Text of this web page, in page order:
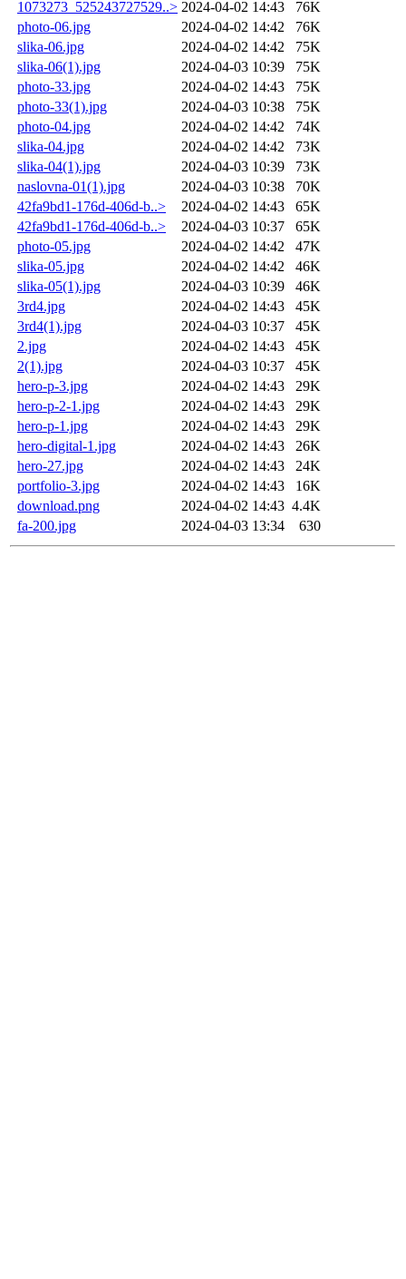
1073273_525243727529..> 2024-04-02 14:43
76K
photo-06.jpg
2024-04-02 14:42
76K
slika-06.jpg
2024-04-02 14:42
75K
slika-06(1).jpg
2024-04-03 10:39
75K
photo-33.jpg
2024-04-02 14:43
75K
photo-33(1).jpg
2024-04-03 10:38
75K
photo-04.jpg
2024-04-02 14:42
74K
slika-04.jpg
2024-04-02 14:42
73K
slika-04(1).jpg
2024-04-03 10:39
73K
naslovna-01(1).jpg
2024-04-03 10:38
70K
42fa9bd1-176d-406d-b..>
2024-04-02 14:43
65K
42fa9bd1-176d-406d-b..>
2024-04-03 10:37
65K
photo-05.jpg
2024-04-02 14:42
47K
slika-05.jpg
2024-04-02 14:42
46K
slika-05(1).jpg
2024-04-03 10:39
46K
3rd4.jpg
2024-04-02 14:43
45K
3rd4(1).jpg
2024-04-03 10:37
45K
2.jpg
2024-04-02 14:43
45K
2(1).jpg
2024-04-03 10:37
45K
hero-p-3.jpg
2024-04-02 14:43
29K
hero-p-2-1.jpg
2024-04-02 14:43
29K
hero-p-1.jpg
2024-04-02 14:43
29K
hero-digital-1.jpg
2024-04-02 14:43
26K
hero-27.jpg
2024-04-02 14:43
24K
portfolio-3.jpg
2024-04-02 14:43
16K
download.png
2024-04-02 14:43 4.4K
fa-200.jpg
2024-04-03 13:34 630